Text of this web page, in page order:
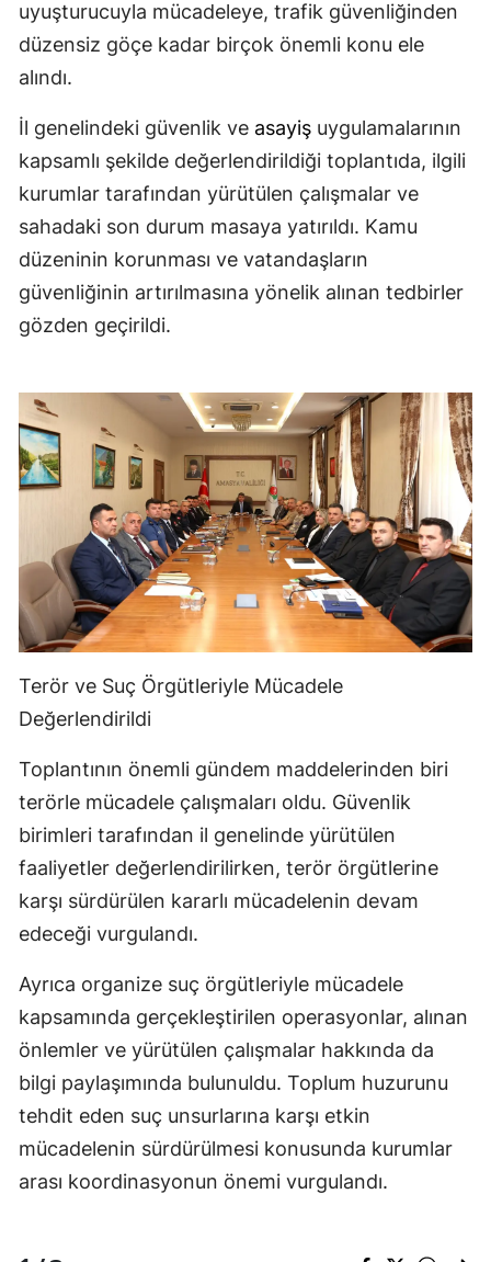
uyuşturucuyla mücadeleye, trafik güvenliğinden
düzensiz göçe kadar birçok önemli konu ele
alındı.
İl genelindeki güvenlik ve asayiş uygulamalarının
kapsamlı şekilde değerlendirildiği toplantıda, ilgili
kurumlar tarafından yürütülen çalışmalar ve
sahadaki son durum masaya yatırıldı. Kamu
düzeninin korunması ve vatandaşların
güvenliğinin artırılmasına yönelik alınan tedbirler
gözden geçirildi.
Terör ve Suç Örgütleriyle Mücadele
Değerlendirildi
Toplantının önemli gündem maddelerinden biri
terörle mücadele çalışmaları oldu. Güvenlik
birimleri tarafından il genelinde yürütülen
faaliyetler değerlendirilirken, terör örgütlerine
karşı sürdürülen kararlı mücadelenin devam
edeceği vurgulandı.
Ayrıca organize suç örgütleriyle mücadele
kapsamında gerçekleştirilen operasyonlar, alınan
önlemler ve yürütülen çalışmalar hakkında da
bilgi paylaşımında bulunuldu. Toplum huzurunu
tehdit eden suç unsurlarına karşı etkin
mücadelenin sürdürülmesi konusunda kurumlar
arası koordinasyonun önemi vurgulandı.